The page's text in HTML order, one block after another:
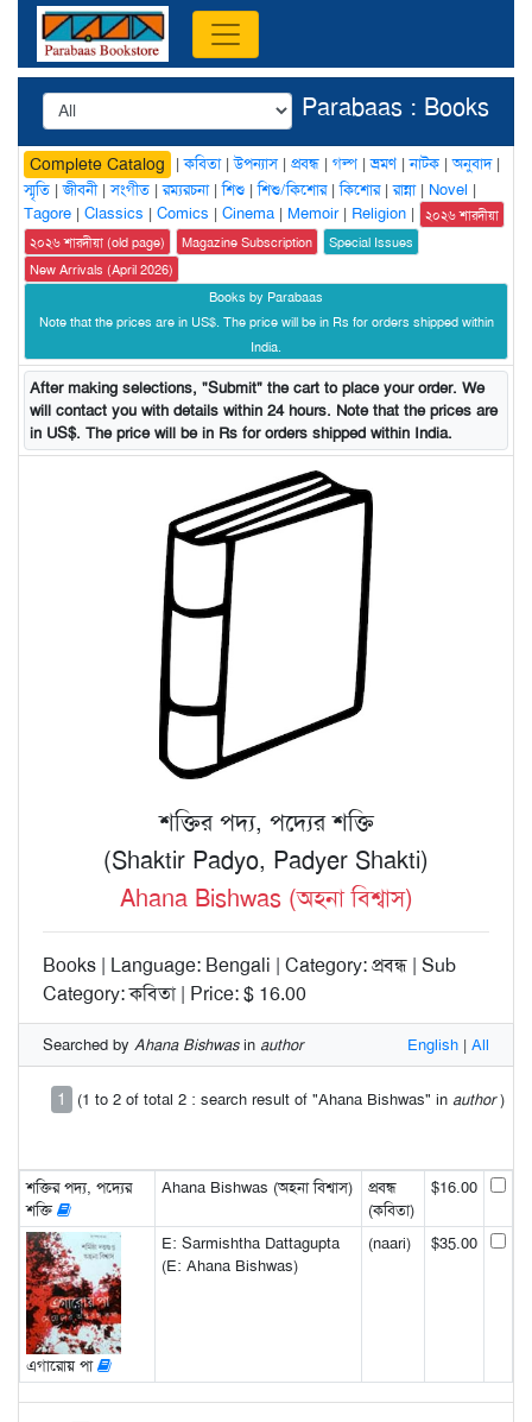
Parabaas : Books
Complete Catalog |কবিতা|উপন্যাস| প্রবন্ধ | গল্প |ভ্রমণ|নাটক |অনুবাদ|
স্মৃতি |জীবনী|সংগীত |রম্যরচনা|শিশু |শিশু/কিশোর|কিশোর|রান্না| Novel |
Tagore | Classics | Comics | Cinema | Memoir| Religion |
২০২৬ শারদীয়া
২০২৬ শারদীয়া (old page)
Magazine Subscription
Special Issues
New Arrivals (April 2026)
Books by Parabaas
Note that the prices are in US$. The price will be in Rs for orders shipped within
India.
After making selections, "Submit" the cart to place your order. We
will contact you with details within 24 hours. Note that the prices are
in US$. The price will be in Rs for orders shipped within India.
শক্তির পদ্য, পদ্যের শক্তি
(Shaktir Padyo, Padyer Shakti)
Ahana Bishwas (অহনা বিশ্বাস)
Books | Language: Bengali | Category: প্রবন্ধ | Sub
Category: কবিতা | Price: $ 16.00
Searched by Ahana Bishwasin author English | All
1 (1 to 2 of total 2 : search result of "Ahana Bishwas" in author)
শক্তির পদ্য, পদ্যের
শক্তি
Ahana Bishwas (অহনা বিশ্বাস)
প্রবন্ধ
(কবিতা)
$16.00
এগারোয় পা
E: Sarmishtha Dattagupta
(E: Ahana Bishwas)
(naari) $35.00